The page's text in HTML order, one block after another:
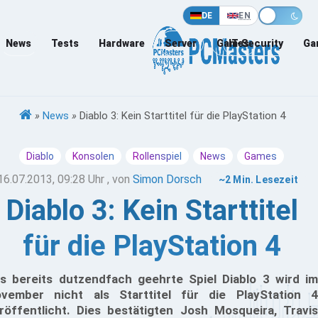
DE EN
News Tests Hardware Server Games
IT-Security
» News » Diablo 3: Kein Starttitel für die PlayStation 4
Diablo Konsolen Rollenspiel News Games
09:28 Uhr , von Simon Dorsch ~2 Min. Lesezeit
Diablo 3: Kein Starttitel
für die PlayStation 4
bereits dutzendfach geehrte Spiel Diablo 3 wird im
nicht als Starttitel für die PlayStation 4
Dies bestätigten Josh Mosqueira, Travis